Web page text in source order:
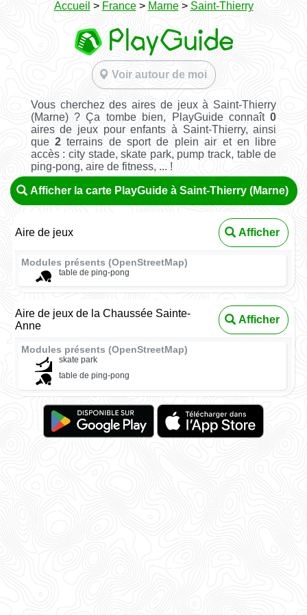
Accueil > France> Marne> Saint-Thierry
Voir autour de moi
Vous cherchez des aires de jeux à Saint-Thierry
(Marne) ? Ça tombe bien, PlayGuide connaît0
aires de jeux pour enfants à Saint-Thierry, ainsi
que2 terrains de sport de plein air et en libre
accès : city stade, skate park, pump track, table de
ping-pong, aire de fitness, ... !
Afficher la carte PlayGuide à Saint-Thierry (Marne)
Aire de jeux Afficher
Modules présents (OpenStreetMap)
table de ping-pong
Aire de jeux de la Chaussée Sainte-
Anne
Afficher
Modules présents (OpenStreetMap)
skate park
table de ping-pong